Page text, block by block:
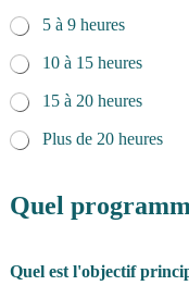
5 à 9 heures
10 à 15 heures
15 à 20 heures
Plus de 20 heures
Quel
Quel est l'objectif